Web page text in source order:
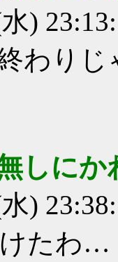
)
わり
しに
)
たわ…